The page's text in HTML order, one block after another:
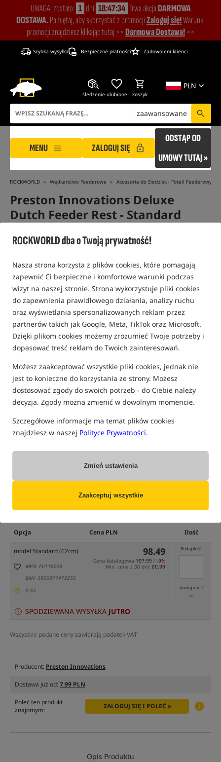
ROCKWORLD dba o Twoją prywatność!
Nasza strona korzysta z plików cookies, które pomagają
zapewnić Ci bezpieczne i komfortowe warunki podczas
wizyt na naszej stronie. Strona wykorzystuje pliki cookies
do zapewnienia prawidłowego działania, analizy ruchu
oraz wyświetlania spersonalizowanych reklam przez
partnerów takich jak Google, Meta, TikTok oraz Microsoft.
Dzięki plikom cookies możemy zrozumieć Twoje potrzeby i
dopasować treść reklam do Twoich zainteresowań.
Możesz zaakceptować wszystkie pliki cookies, jednak nie
jest to konieczne do korzystania ze strony. Możesz
dostosować zgody do swoich potrzeb - do Ciebie należy
decyzja. Zgody można zmienić w dowolnym momencie.
Szczegółowe informacje ma temat plików cookies
znajdziesz w naszej Polityce Prywatności.
Zmień ustawienia
Zaakceptuj wszystkie
UWAGA! zostało: 1 dni 18:47:33 Trwa akcjaDARMOWA
DOSTAWA.Pamiętaj, aby skorzystać z promocjiZaloguj się!Warunki
promocji znajdziesz klikając tutaj >>Darmowa Dostawa! <<
Szybka wysyłka Bezpieczne płatności Zadowoleni klienci
PLN
śledzenie ulubione koszyk
zaawansowane
MENU ZALOGUJ SIĘ
ODSTĄP OD
UMOWY TUTAJ »
ROCKWORLD Wędkarstwo Feederowe Akcesoria do Siedzisk i Foteli Feederowych
Preston Innovations Deluxe
Dutch Feeder Rest - Standard
Bestseller!
(część opcji mogła zostać ukryta przez wybrany sposób filtrowania)
Opcja Cena PLN Ilość
model Standard (62cm)
MPN: P0110039
EAN: 5055977479255
0,83
98.49
Cena katalogowa 107.99 / -9%
Min. cena z 30 dni: 80.99
Podaj ilość:
dostępny: 2
szt.
SPODZIEWANA WYSYŁKA JUTRO
Wszystkie podane ceny zawierają podatek VAT
Producent: Preston Innovations
Dostawa już od:7.99 PLN
Poleć ten produkt
znajomym:
ZALOGUJ SIĘ I POLEĆ »
Opis Produktu